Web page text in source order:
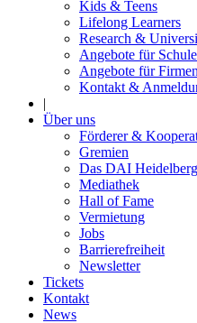
Kids & Teens
Lifelong Learners
Research &
Angebote für
Angebote für Firmen
Kontakt &
|
Über uns
Förderer &
Gremien
Das DAI
Mediathek
Hall of Fame
Vermietung
Jobs
Barrierefreiheit
Newsletter
Tickets
Kontakt
News